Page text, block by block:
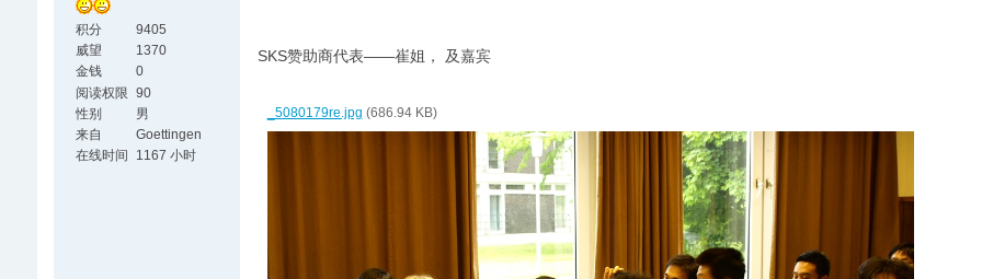
积分
9405
威望
1370
金钱
0
阅读权限 90
性别
男
来自
Goettingen
在线时间
1167 小时
SKS赞助商代表——崔姐， 及嘉宾
_5080179re.jpg (686.94 KB)